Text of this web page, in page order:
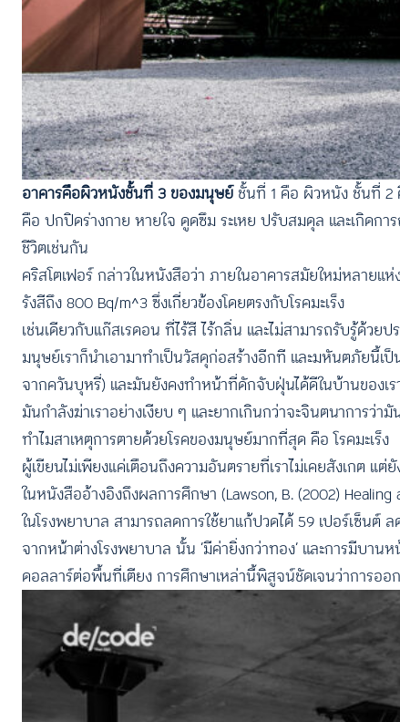
อาคารคือผิวหนังชั้นที่3 ของมนุษย์ชั้นที่ 1 คือ ผิวหนัง ชั้นที่ 2
คือ ปกปิดร่างกาย หายใจ ดูดซึม ระเหย ปรับสมดุล และเกิดก
ชีวิตเช่นกัน
คริสโตเฟอร์ กล่าวในหนังสือว่า ภายในอาคารสมัยใหม่หลาย
รังสีถึง 800 Bq/m^3 ซึ่งเกี่ยวข้องโดยตรงกับโรคมะเร็ง
เช่นเดียวกับแก๊สเรดอน ที่ไร้สี ไร้กลิ่น และไม่สามารถรับรู้ด้ว
มนุษย์เราก็นำเอามาทำเป็นวัสดุก่อสร้างอีกที และมหันตภัยนี้เ
จากควันบุหรี่) และมันยังคงทำหน้าที่ดักจับฝุ่นได้ดีในบ้านของ
มันกำลังฆ่าเราอย่างเงียบ ๆ และยากเกินกว่าจะจินตนาการว่า
ทำไมสาเหตุการตายด้วยโรคของมนุษย์มากที่สุด คือ โรคมะเร็ง
ผู้เขียนไม่เพียงแค่เตือนถึงความอันตรายที่เราไม่เคยสังเกต
ในหนังสืออ้างอิงถึงผลการศึกษา (Lawson, B. (2002)
ในโรงพยาบาล สามารถลดการใช้ยาแก้ปวดได้ 59 เปอร์เซ็นต์
จากหน้าต่างโรงพยาบาล นั้น ‘มีค่ายิ่งกว่าทอง’ และการมีบา
ดอลลาร์ต่อพื้นที่เตียง การศึกษาเหล่านี้พิสูจน์ชัดเจนว่าการออ